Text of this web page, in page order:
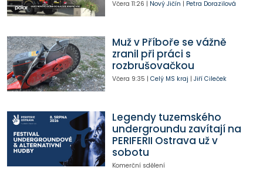
Včera 11:26 | Nový Jičín | Petra Dorazilová
Muž v Příboře se vážně
zranil při práci s
rozbrušovačkou
Včera 9:35 | Celý MS kraj | Jiří Cileček
Legendy tuzemského
undergroundu zavítají na
PERIFERII Ostrava už v
sobotu
Komerční sdělení